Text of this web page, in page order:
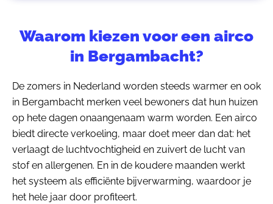
Waarom kiezen voor een airco
in Bergambacht?
De zomers in Nederland worden steeds warmer en ook
in Bergambacht merken veel bewoners dat hun huizen
op hete dagen onaangenaam warm worden. Een airco
biedt directe verkoeling, maar doet meer dan dat: het
verlaagt de luchtvochtigheid en zuivert de lucht van
stof en allergenen. En in de koudere maanden werkt
het systeem als efficiënte bijverwarming, waardoor je
het hele jaar door profiteert.